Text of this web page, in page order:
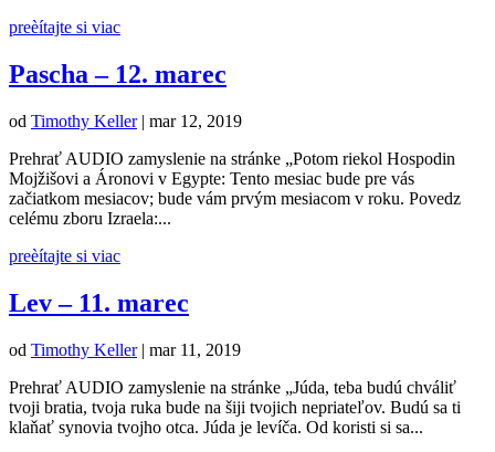
preèítajte si viac
Pascha – 12. marec
od Timothy Keller| mar 12, 2019
Prehrať AUDIO zamyslenie na stránke „Potom riekol Hospodin
Mojžišovi a Áronovi v Egypte: Tento mesiac bude pre vás
začiatkom mesiacov; bude vám prvým mesiacom v roku. Povedz
celému zboru Izraela:...
preèítajte si viac
Lev – 11. marec
od Timothy Keller| mar 11, 2019
Prehrať AUDIO zamyslenie na stránke „Júda, teba budú chváliť
tvoji bratia, tvoja ruka bude na šiji tvojich nepriateľov. Budú sa ti
klaňať synovia tvojho otca. Júda je levíča. Od koristi si sa...